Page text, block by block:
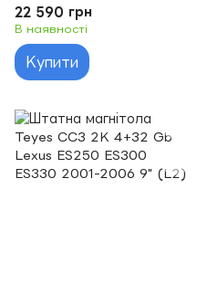
IS250 XE20 2005-2013
10" (L2)
22 590 грн
В наявності
Купити